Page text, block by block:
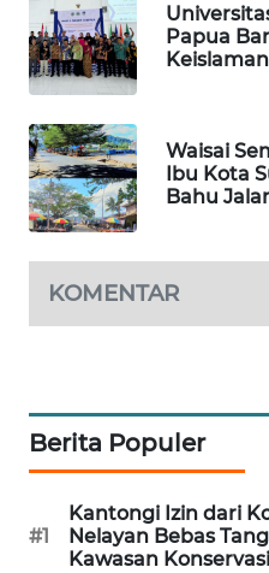
Papua
Waisai
Ibu Kota
Bahu
KOMENTAR
Berita Populer
#1
Kantongi Izin dari
Nelayan Bebas
Kawasan
PORTAL
KONSUMEN
FORWAMKI
ALPERKLINAS
FORJASIDA
TAMBANG
SITUNGIR
NEWS
SIDIKALANG
NEWS